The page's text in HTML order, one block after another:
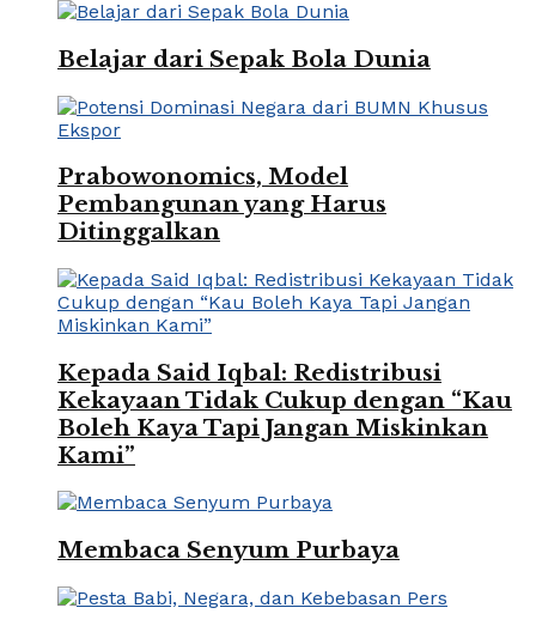
Belajar dari Sepak Bola Dunia
Prabowonomics, Model
Pembangunan yang Harus
Ditinggalkan
Kepada Said Iqbal: Redistribusi
Kekayaan Tidak Cukup dengan “Kau
Boleh Kaya Tapi Jangan Miskinkan
Kami”
Membaca Senyum Purbaya